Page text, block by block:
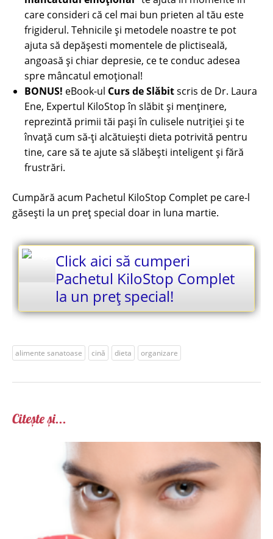
care consideri că cel mai bun prieten al tău este
frigiderul. Tehnicile și metodele noastre te pot
ajuta să depășesti momentele de plictiseală,
angoasă și chiar depresie, ce te conduc adesea
spre mâncatul emoțional!
BONUS! eBook-ul Curs de Slăbitscris de Dr. Laura
Ene, Expertul KiloStop în slăbit și menținere,
reprezintă primii tăi pași în culisele nutriției și te
învață cum să-ți alcătuiești dieta potrivită pentru
tine, care să te ajute să slăbești inteligent și fără
frustrări.
Cumpără acum Pachetul KiloStop Complet pe care-l
găsești la un preț special doar in luna martie.
Click aici să cumperi
Pachetul KiloStop Complet
la un preț special!
alimente sanatoase cină dieta organizare
Citește și...